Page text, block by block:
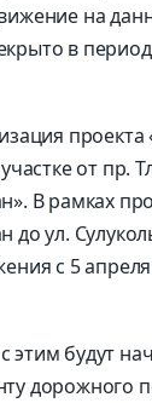
на
в
проекта
от пр.
В рамках
до ул.
с 5
этим будут
дорожного